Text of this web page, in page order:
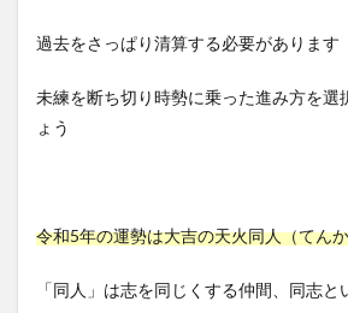
過去をさっぱり清算する必要があります
未練を断ち切り時勢に乗った進み方を選
ょう
令和5年の運勢は大吉の天火同人（てん
「同人」は志を同じくする仲間、同志と